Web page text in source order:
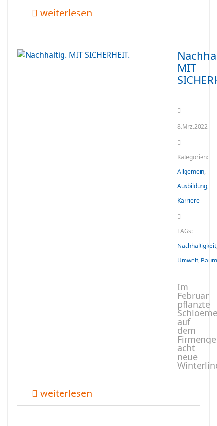
weiterlesen
MIT
8.Mrz.2022
Kategorien:
Allgemein,
Ausbildung,
Karriere
TAGs:
Nachhaltigkeit,
Umwelt, Baum
Im
Februar
pflanzte
auf
dem
acht
neue
weiterlesen